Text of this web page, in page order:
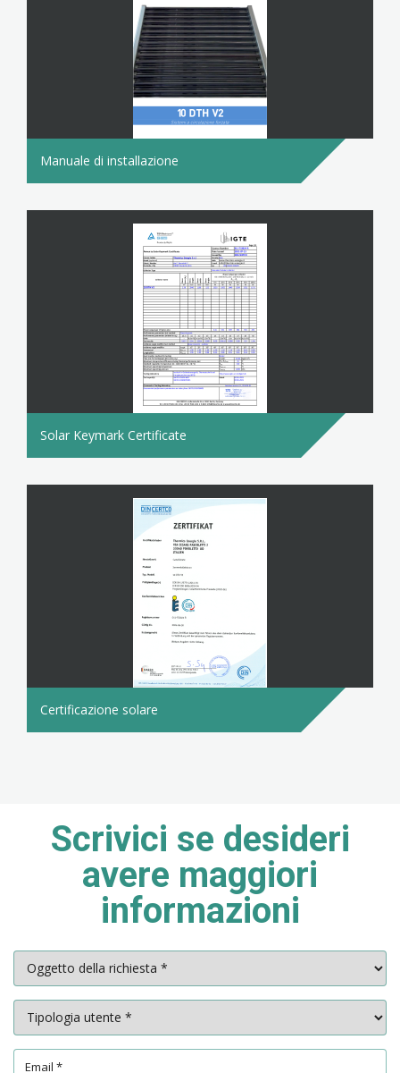
Manuale di installazione
Solar Keymark Certificate
Certificazione solare
Scrivici se desideri
avere maggiori
informazioni